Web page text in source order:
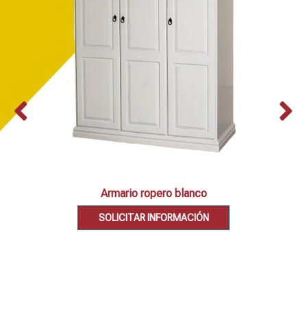
Armario ropero blanco
SOLICITAR INFORMACIÓN